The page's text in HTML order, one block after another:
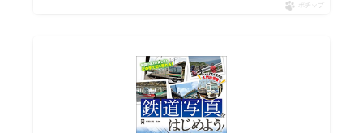
ポチップ